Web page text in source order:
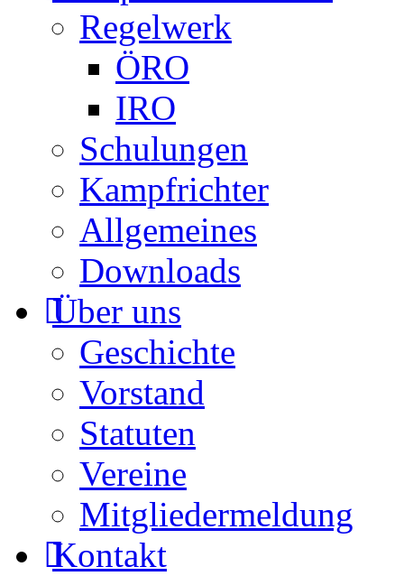
Regelwerk
ÖRO
IRO
Schulungen
Kampfrichter
Allgemeines
Downloads
Über uns
Geschichte
Vorstand
Statuten
Vereine
Mitgliedermeldung
Kontakt